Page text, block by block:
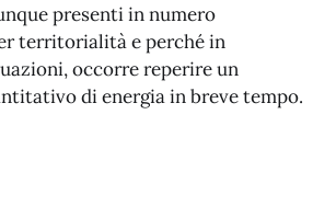
presenti in numero
territorialità e perché in
occorre reperire un
di energia in breve tempo.